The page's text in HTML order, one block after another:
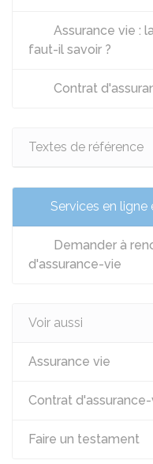
Assurance vie :
faut-il savoir ?
Contrat
Textes de référence
Services en ligne
Demander à
d'assurance-vie
Voir aussi
Assurance vie
Contrat
Faire un testament